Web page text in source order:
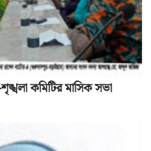
কমিটির মাসিক সভা